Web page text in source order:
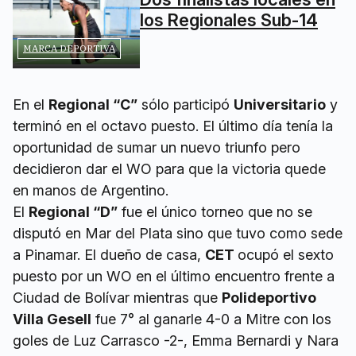
MARCA DEPORTIVA
los Regionales Sub-14
En el Regional “C” sólo participó Universitario y
terminó en el octavo puesto. El último día tenía la
oportunidad de sumar un nuevo triunfo pero
decidieron dar el WO para que la victoria quede
en manos de Argentino.
El Regional “D” fue el único torneo que no se
disputó en Mar del Plata sino que tuvo como sede
a Pinamar. El dueño de casa, CET ocupó el sexto
puesto por un WO en el último encuentro frente a
Ciudad de Bolívar mientras que Polideportivo
Villa Gesell fue 7° al ganarle 4-0 a Mitre con los
goles de Luz Carrasco -2-, Emma Bernardi y Nara